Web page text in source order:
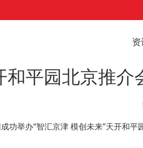
平园北京推介
功举办“智汇京津 模创未来”天开和平